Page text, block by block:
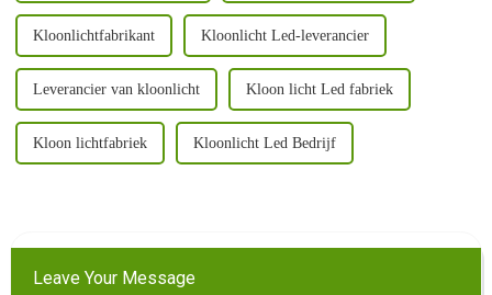
Kloonlichtfabrikant Kloonlicht Led-leverancier
Leverancier van kloonlicht Kloon licht Led fabriek
Kloon lichtfabriek Kloonlicht Led Bedrijf
Leave Your Message